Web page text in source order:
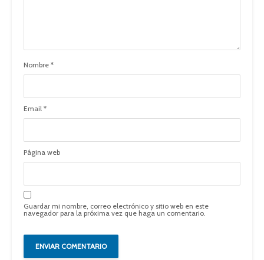
Nombre *
Email *
Página web
Guardar mi nombre, correo electrónico y sitio web en este
navegador para la próxima vez que haga un comentario.